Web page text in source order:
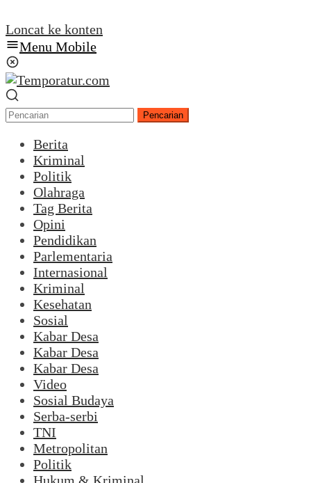
Loncat ke konten
Menu Mobile
Pencarian
Berita
Kriminal
Politik
Olahraga
Tag Berita
Opini
Pendidikan
Parlementaria
Internasional
Kriminal
Kesehatan
Sosial
Kabar Desa
Kabar Desa
Kabar Desa
Video
Sosial Budaya
Serba-serbi
TNI
Metropolitan
Politik